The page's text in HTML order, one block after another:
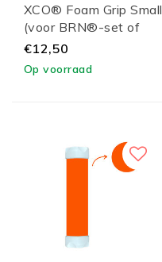
XCO® Foam Grip Small
(voor BRN®-set of
XCO® S / M)
€12,50
Op voorraad